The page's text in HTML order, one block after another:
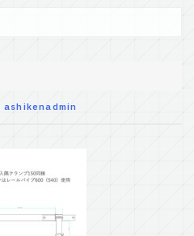
ashikenadmin